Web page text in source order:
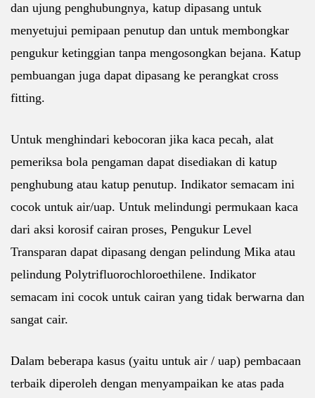
dan ujung penghubungnya, katup dipasang untuk
menyetujui pemipaan penutup dan untuk membongkar
pengukur ketinggian tanpa mengosongkan bejana. Katup
pembuangan juga dapat dipasang ke perangkat cross
fitting.
Untuk menghindari kebocoran jika kaca pecah, alat
pemeriksa bola pengaman dapat disediakan di katup
penghubung atau katup penutup. Indikator semacam ini
cocok untuk air/uap. Untuk melindungi permukaan kaca
dari aksi korosif cairan proses, Pengukur Level
Transparan dapat dipasang dengan pelindung Mika atau
pelindung Polytrifluorochloroethilene. Indikator
semacam ini cocok untuk cairan yang tidak berwarna dan
sangat cair.
Dalam beberapa kasus (yaitu untuk air / uap) pembacaan
terbaik diperoleh dengan menyampaikan ke atas pada